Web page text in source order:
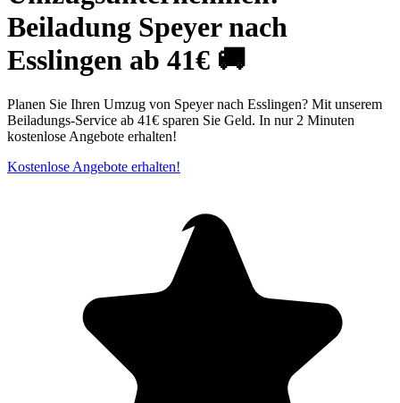
Beiladung Speyer nach
Esslingen ab 41€ 🚚
Planen Sie Ihren Umzug von Speyer nach Esslingen? Mit unserem
Beiladungs-Service ab 41€ sparen Sie Geld. In nur 2 Minuten
kostenlose Angebote erhalten!
Kostenlose Angebote erhalten!